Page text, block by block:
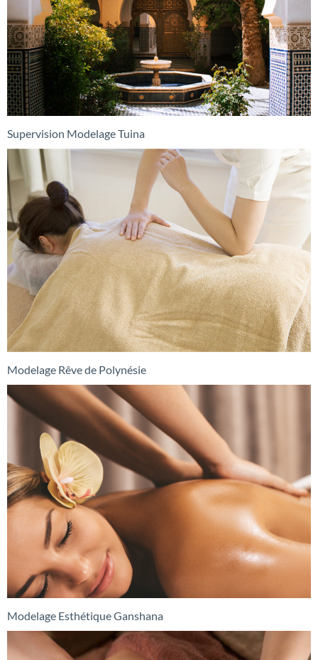
Supervision Modelage Tuina
Modelage Rêve de Polynésie
Modelage Esthétique Ganshana